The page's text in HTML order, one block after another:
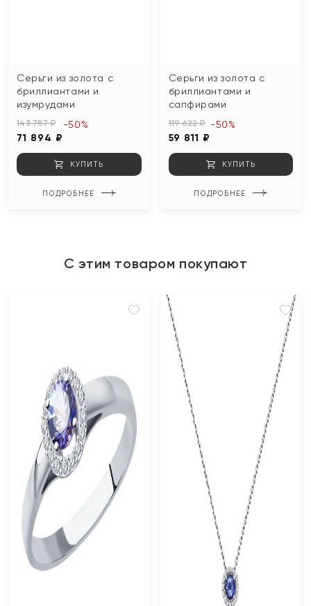
Серьги из золота с
бриллиантами и
изумрудами
143 787 ₽
71 894 ₽
-50%
КУПИТЬ
ПОДРОБНЕЕ
Серьги из золота с
бриллиантами и
сапфирами
119 622 ₽
59 811 ₽
-50%
КУПИТЬ
ПОДРОБНЕЕ
С этим товаром покупают